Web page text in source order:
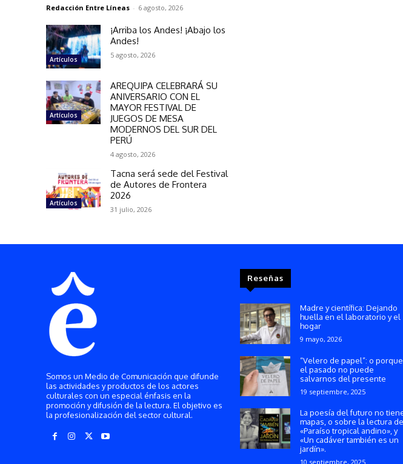
Redacción Entre Líneas - 6 agosto, 2026
Artículos
¡Arriba los Andes! ¡Abajo los
Andes!
5 agosto, 2026
Artículos
AREQUIPA CELEBRARÁ SU
ANIVERSARIO CON EL
MAYOR FESTIVAL DE
JUEGOS DE MESA
MODERNOS DEL SUR DEL
PERÚ
4 agosto, 2026
Artículos
Tacna será sede del Festival
de Autores de Frontera
2026
31 julio, 2026
Somos un Medio de Comunicación que difunde
las actividades y productos de los actores
culturales con un especial énfasis en la
promoción y difusión de la lectura. El objetivo es
la profesionalización del sector cultural.
Reseñas
Madre y científica: Dejando
huella en el laboratorio y el
hogar
9 mayo, 2026
“Velero de papel”: o porque
el pasado no puede
salvarnos del presente
19 septiembre, 2025
La poesía del futuro no
mapas, o sobre la lectura de
«Paraíso tropical andino», y
«Un cadáver también es un
jardín».
10 septiembre, 2025